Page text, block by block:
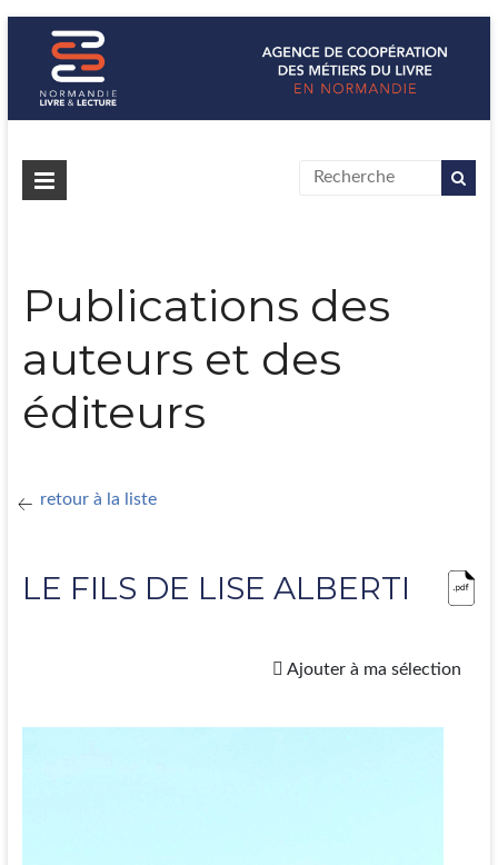
Normandie Livre & Lecture
L'agence de coopération des métiers du livre en Normandie
Publications des
auteurs et des
éditeurs
retour à la liste
LE FILS DE LISE ALBERTI
Ajouter à ma sélection